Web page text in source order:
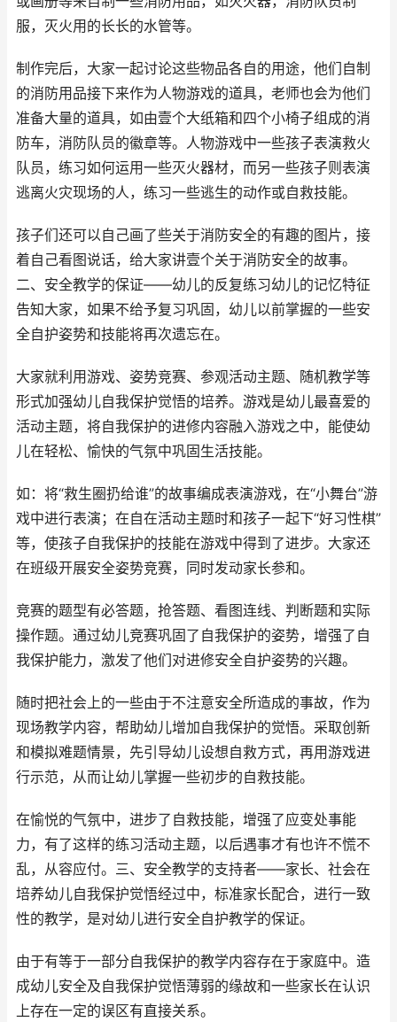
服，灭火用的长长的水管等。
制作完后，大家一起讨论这些物品各自的用途，他们自制
的消防用品接下来作为人物游戏的道具，老师也会为他们
准备大量的道具，如由壹个大纸箱和四个小椅子组成的消
防车，消防队员的徽章等。人物游戏中一些孩子表演救火
队员，练习如何运用一些灭火器材，而另一些孩子则表演
逃离火灾现场的人，练习一些逃生的动作或自救技能。
孩子们还可以自己画了些关于消防安全的有趣的图片，接
着自己看图说话，给大家讲壹个关于消防安全的故事。
二、安全教学的保证——幼儿的反复练习幼儿的记忆特征
告知大家，如果不给予复习巩固，幼儿以前掌握的一些安
全自护姿势和技能将再次遗忘在。
大家就利用游戏、姿势竞赛、参观活动主题、随机教学等
形式加强幼儿自我保护觉悟的培养。游戏是幼儿最喜爱的
活动主题，将自我保护的进修内容融入游戏之中，能使幼
儿在轻松、愉快的气氛中巩固生活技能。
如：将“救生圈扔给谁”的故事编成表演游戏，在“小舞台”游
戏中进行表演；在自在活动主题时和孩子一起下“好习性棋”
等，使孩子自我保护的技能在游戏中得到了进步。大家还
在班级开展安全姿势竞赛，同时发动家长参和。
竞赛的题型有必答题，抢答题、看图连线、判断题和实际
操作题。通过幼儿竞赛巩固了自我保护的姿势，增强了自
我保护能力，激发了他们对进修安全自护姿势的兴趣。
随时把社会上的一些由于不注意安全所造成的事故，作为
现场教学内容，帮助幼儿增加自我保护的觉悟。采取创新
和模拟难题情景，先引导幼儿设想自救方式，再用游戏进
行示范，从而让幼儿掌握一些初步的自救技能。
在愉悦的气氛中，进步了自救技能，增强了应变处事能
力，有了这样的练习活动主题，以后遇事才有也许不慌不
乱，从容应付。三、安全教学的支持者——家长、社会在
培养幼儿自我保护觉悟经过中，标准家长配合，进行一致
性的教学，是对幼儿进行安全自护教学的保证。
由于有等于一部分自我保护的教学内容存在于家庭中。造
成幼儿安全及自我保护觉悟薄弱的缘故和一些家长在认识
上存在一定的误区有直接关系。